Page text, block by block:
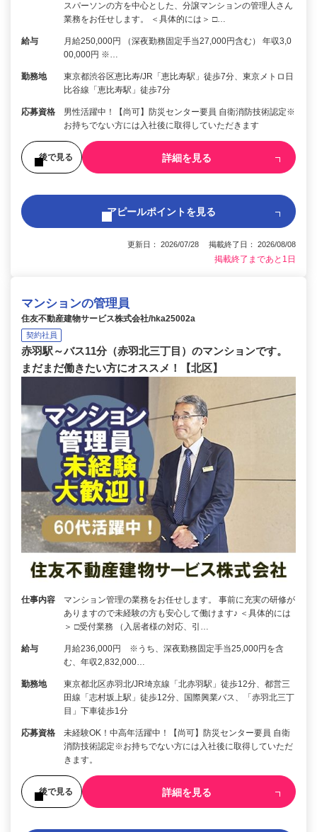
スパーソンの方を中心とした、分譲マンションの管理人さん
業務をお任せします。 ＜具体的には＞ □…
給与
月給250,000円 （深夜勤務固定手当27,000円含む） 年収3,0
00,000円 ※…
勤務地
東京都渋谷区恵比寿/JR「恵比寿駅」徒歩7分、東京メトロ日
比谷線「恵比寿駅」徒歩7分
応募資格
男性活躍中！【尚可】防災センター要員 自衛消防技術認定※
お持ちでない方には入社後に取得していただきます
後で見る 詳細を見る
アピールポイントを見る
更新日： 2026/07/28 掲載終了日： 2026/08/08
掲載終了まであと1日
マンションの管理員
住友不動産建物サービス株式会社/hka25002a
契約社員
赤羽駅～バス11分（赤羽北三丁目）のマンションです。
まだまだ働きたい方にオススメ！【北区】
仕事内容
マンション管理の業務をお任せします。 事前に充実の研修が
ありますので未経験の方も安心して働けます♪ ＜具体的には
＞ □受付業務 （入居者様の対応、引…
給与
月給236,000円 ※うち、深夜勤務固定手当25,000円を含
む、年収2,832,000…
勤務地
東京都北区赤羽北/JR埼京線「北赤羽駅」徒歩12分、都営三
田線「志村坂上駅」徒歩12分、国際興業バス、「赤羽北三丁
目」下車徒歩1分
応募資格
未経験OK！中高年活躍中！【尚可】防災センター要員 自衛
消防技術認定※お持ちでない方には入社後に取得していただ
きます。
後で見る 詳細を見る